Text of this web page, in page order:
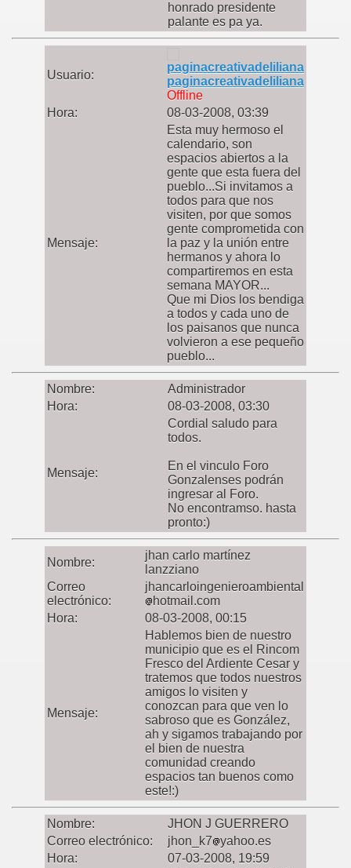
honrado presidente
palante es pa ya.
Usuario:
paginacreativadeliliana
Offline
Hora:
08-03-2008, 03:39
Mensaje:
Esta muy hermoso el
calendario, son
espacios abiertos a la
gente que esta fuera del
pueblo...Si invitamos a
todos para que nos
visiten, por que somos
gente comprometida con
la paz y la unión entre
hermanos y ahora lo
compartiremos en esta
semana MAYOR...
Que mi Dios los bendiga
a todos y cada uno de
los paisanos que nunca
volvieron a ese pequeño
pueblo...
Nombre:
Administrador
Hora:
08-03-2008, 03:30
Mensaje:
Cordial saludo para
todos.
En el vinculo Foro
Gonzalenses podrán
ingresar al Foro.
No encontramso. hasta
pronto:)
Nombre:
jhan carlo martínez
lanzziano
Correo
electrónico:
jhancarloingenieroambiental
hotmail.com
Hora:
08-03-2008, 00:15
Mensaje:
Hablemos bien de nuestro
municipio que es el Rincom
Fresco del Ardiente Cesar y
tratemos que todos nuestros
amigos lo visiten y
conozcan para que ven lo
sabroso que es González,
ah y sigamos trabajando por
el bien de nuestra
comunidad creando
espacios tan buenos como
este!:)
Nombre:
JHON J GUERRERO
Correo electrónico:
jhon_k7
yahoo.es
Hora:
07-03-2008, 19:59